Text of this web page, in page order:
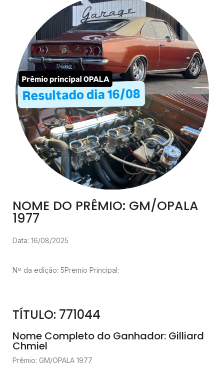
NOME DO PRÊMIO: GM/OPALA
1977
Data: 16/08/2025
Nº da edição: 5Premio Principal:
TÍTULO: 771044
Nome Completo do Ganhador: Gilliard
Chmiel
Prêmio: GM/OPALA 1977